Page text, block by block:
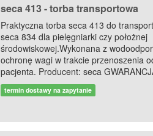
seca 413 - torba transportowa
Praktyczna torba seca 413 do
seca 834 dla pielęgniarki czy położnej
środowiskowej.Wykonana z
ochronę wagi w trakcie przenoszenia
pacjenta. Producent: seca
termin dostawy na zapytanie